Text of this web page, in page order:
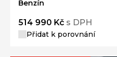
Benzín
514 990 Kč s DPH
Přidat k porovnání